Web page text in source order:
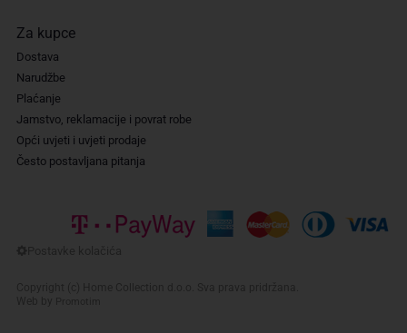
Za kupce
Dostava
Narudžbe
Plaćanje
Jamstvo, reklamacije i povrat robe
Opći uvjeti i uvjeti prodaje
Često postavljana pitanja